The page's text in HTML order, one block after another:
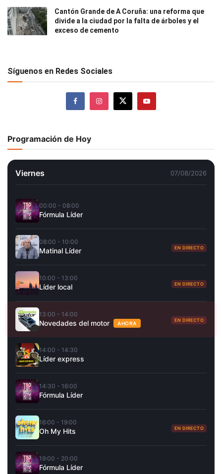
Cantón Grande de A Coruña: una reforma que
divide a la ciudad por la falta de árboles y el
exceso de cemento
Síguenos en Redes Sociales
Programación de Hoy
Viernes 07/08/2026
00:00 - 08:00
Fórmula Líder
08:00 - 10:00
Matinal Líder EN DIRECTO
10:00 - 13:00
Líder local EN DIRECTO
13:00 - 14:00
Novedades del motor AHORA
EN DIRECTO
14:00 - 14:30
Líder express
14:30 - 16:00
Fórmula Líder
16:00 - 19:00
Oh My Hits EN DIRECTO
19:00 - 20:00
Fórmula Líder